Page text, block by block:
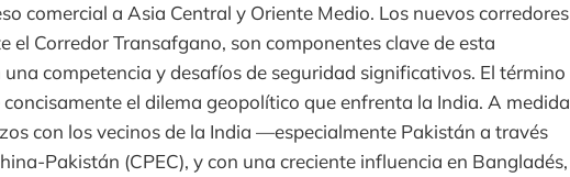
comercial a Asia Central y Oriente Medio. Los nuevos corredores
el Corredor Transafgano, son componentes clave de esta
competencia y desafíos de seguridad significativos. El término
el dilema geopolítico que enfrenta la India. A medida
con los vecinos de la India —especialmente Pakistán a través
Pakistán (CPEC), y con una creciente influencia en Bangladés,